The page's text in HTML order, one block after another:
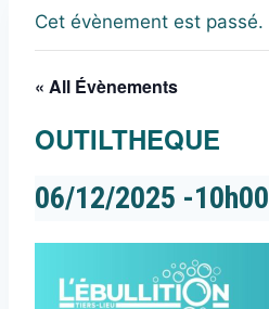
Cet évènement est passé.
« All Évènements
OUTILTHEQUE
06/12/2025 -10h00